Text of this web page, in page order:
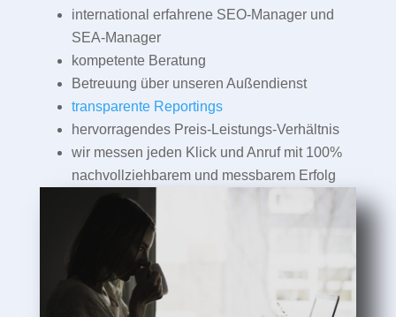
international erfahrene SEO-Manager und
SEA-Manager
kompetente Beratung
Betreuung über unseren Außendienst
transparente Reportings
hervorragendes Preis-Leistungs-Verhältnis
wir messen jeden Klick und Anruf mit 100%
nachvollziehbarem und messbarem Erfolg